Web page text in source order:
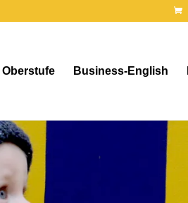
Business-English